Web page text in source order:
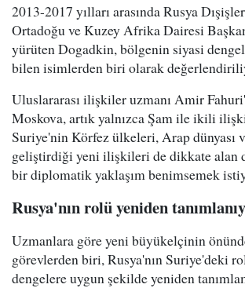
2013-2017 yılları arasında Rusya
Ortadoğu ve Kuzey Afrika Dairesi
yürüten Dogadkin, bölgenin siyasi
bilen isimlerden biri olarak
Uluslararası ilişkiler uzmanı Amir
Moskova, artık yalnızca Şam ile ikili
Suriye'nin Körfez ülkeleri, Arap dünyası
geliştirdiği yeni ilişkileri de dikkate alan
bir diplomatik yaklaşım benimsemek
Rusya'nın rolü yeniden
Uzmanlara göre yeni büyükelçinin
görevlerden biri, Rusya'nın Suriye'deki
dengelere uygun şekilde yeniden